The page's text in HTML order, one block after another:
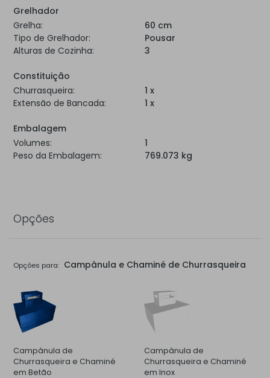
Grelhador
Grelha:
60 cm
Tipo de Grelhador:
Pousar
Alturas de Cozinha:
3
Constituição
Churrasqueira:
1 x
Extensão de Bancada:
1 x
Embalagem
Volumes:
1
Peso da Embalagem:
769.073 kg
Opções
Opções para: Campânula e Chaminé de Churrasqueira
Campânula de
Churrasqueira e Chaminé
em Betão
Campânula de
Churrasqueira e Chaminé
em Inox